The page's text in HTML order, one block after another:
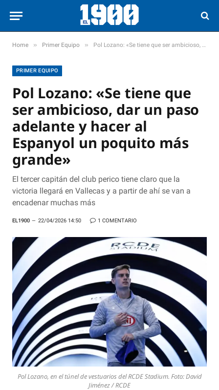
Home » Primer Equipo » Pol Lozano: «Se tiene que ser ambicioso, dar un paso adelante y hacer al Espanyol un poquito más grande»
PRIMER EQUIPO
Pol Lozano: «Se tiene que
ser ambicioso, dar un paso
adelante y hacer al
Espanyol un poquito más
grande»
El tercer capitán del club perico tiene claro que la
victoria llegará en Vallecas y a partir de ahí se van a
encadenar muchas más
EL1900 22/04/2026 14:50 1 COMENTARIO
Pol Lozano, en el túnel de vestuarios del RCDE Stadium. Foto: David
Jiménez / RCDE